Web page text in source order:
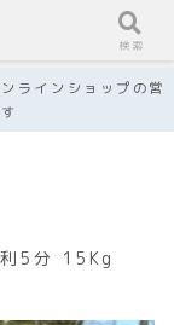
ラインショップの営
5分 15Kg
検索